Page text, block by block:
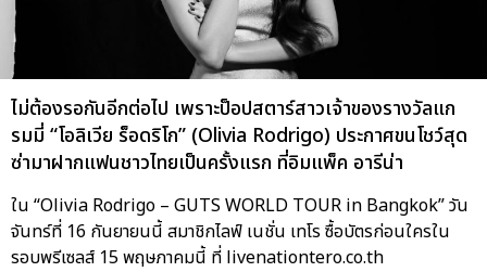
ไม่ต้องรอกันอีกต่อไป เพราะป็อปสตาร์สาวเจ้าของรางวัลแก
รมมี่ “โอลิเวีย ร็อดริโก” (Olivia Rodrigo) ประกาศขนโชว์สุด
ซ่ามาฝากแฟนชาวไทยเป็นครั้งแรก ที่อิมแพ็ค อารีน่า
ใน “Olivia Rodrigo – GUTS WORLD TOUR in Bangkok” วัน
จันทร์ที่ 16 กันยายนนี้ สมาชิกไลฟ์ เนชั่น เทโร ซื้อบัตรก่อนใครใน
รอบพรีเซลส์ 15 พฤษภาคมนี้ ที่ livenationtero.co.th